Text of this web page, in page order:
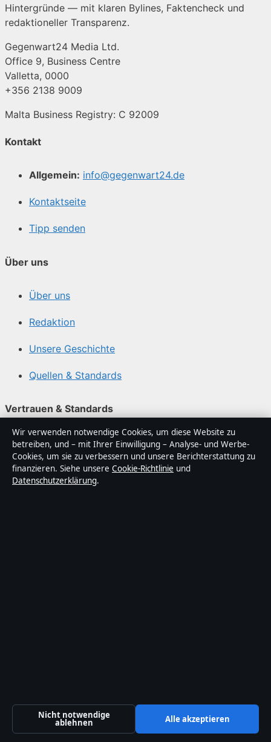
Hintergründe — mit klaren Bylines, Faktencheck und
redaktioneller Transparenz.
Gegenwart24 Media Ltd.
Office 9, Business Centre
Valletta, 0000
+356 2138 9009
Malta Business Registry: C 92009
Kontakt
Allgemein: info@gegenwart24.de
Kontaktseite
Tipp senden
Über uns
Über uns
Redaktion
Unsere Geschichte
Quellen & Standards
Vertrauen & Standards
Redaktionelle Richtlinien
Berichtigungspolitik
. Berichtigungen:corrections@gegenwart24.de
Wir verwenden notwendige Cookies, um diese Website zu
betreiben, und – mit Ihrer Einwilligung – Analyse- und Werbe-
Cookies, um sie zu verbessern und unsere Berichterstattung zu
finanzieren. Siehe unsere Cookie-Richtlinie und
Datenschutzerklärung.
Nicht notwendige
ablehnen Alle akzeptieren